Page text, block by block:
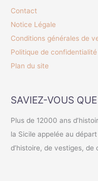
Contact
Notice Légale
Conditions générales de
Politique de confidentialité
Plan du site
SAVIEZ-VOUS QUE
Plus de 12000 ans
la Sicile appelée au
d’histoire, de vestiges,